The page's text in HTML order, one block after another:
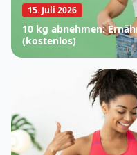
15. Juli 2026
10 kg abnehmen:
(kostenlos)